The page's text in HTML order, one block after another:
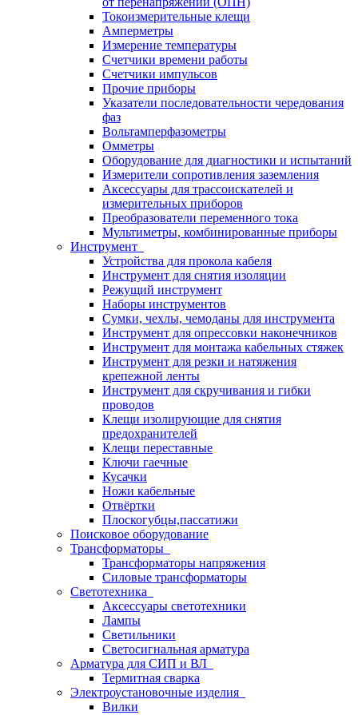
Токоизмерительные клещи
Амперметры
Измерение температуры
Счетчики времени работы
Счетчики импульсов
Прочие приборы
Указатели последовательности чередования
фаз
Вольтамперфазометры
Омметры
Оборудование для диагностики и испытаний
Измерители сопротивления заземления
Аксессуары для трассоискателей и
измерительных приборов
Преобразователи переменного тока
Мультиметры, комбинированные приборы
Инструмент
Устройства для прокола кабеля
Инструмент для снятия изоляции
Режущий инструмент
Наборы инструментов
Сумки, чехлы, чемоданы для инструмента
Инструмент для опрессовки наконечников
Инструмент для монтажа кабельных стяжек
Инструмент для резки и натяжения
крепежной ленты
Инструмент для скручивания и гибки
проводов
Клещи изолирующие для снятия
предохранителей
Клещи переставные
Ключи гаечные
Кусачки
Ножи кабельные
Отвёртки
Плоскогубцы,пассатижи
Поисковое оборудование
Трансформаторы
Трансформаторы напряжения
Силовые трансформаторы
Светотехника
Аксессуары светотехники
Лампы
Светильники
Светосигнальная арматура
Арматура для СИП и ВЛ
Термитная сварка
Электроустановочные изделия
Вилки